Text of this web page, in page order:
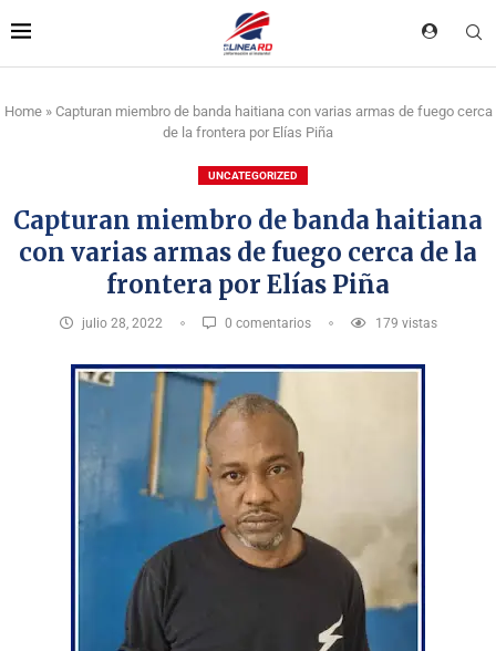
Home» Capturan miembro de banda haitiana con varias armas de fuego cerca
de la frontera por Elías Piña
UNCATEGORIZED
Capturan miembro de banda haitiana
con varias armas de fuego cerca de la
frontera por Elías Piña
julio 28, 2022 0 comentarios 179 vistas